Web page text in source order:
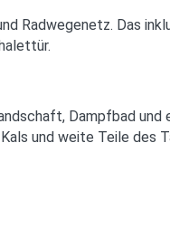
Radwegenetz. Das
Dampfbad
und weite Teile des